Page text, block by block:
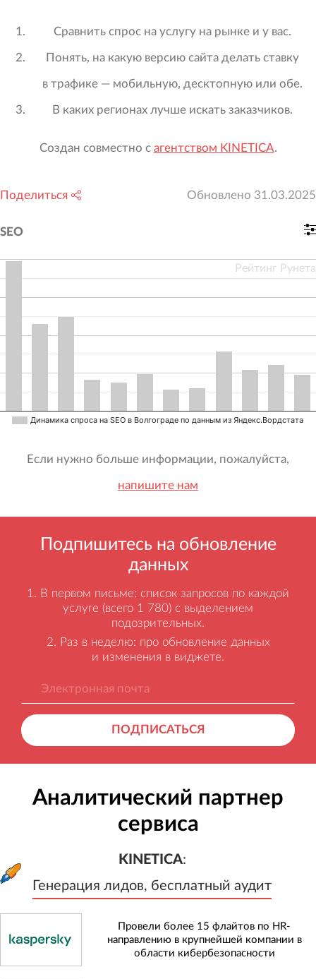
Сравнить спрос на услугу на рынке и у вас.
Понять, на какую версию сайта делать ставку
в трафике — мобильную, десктопную или обе.
В каких регионах лучше искать заказчиков.
Создан совместно с агентством KINETICA.
Поделиться Обновлено 31.03.2025
SEO
Динамика спроса на SEO в Волгограде по данным из Яндекс.Вордстата
Рейтинг Рунета
Если нужно больше информации, пожалуйста,
напишите нам
Подпишитесь на обновление
данных
В первом письме: список запросов по каждой
услуге (всего 1 780) с выделением
подозрительных.
Раз в неделю: про обновление данных
и изменения в виджете.
ПОДПИСАТЬСЯ
Аналитический партнер
сервиса
KINETICA:
Генерация лидов, бесплатный аудит
Генерация лидов, бесплатный
Провели более 15 флайтов по HR-
направлению в крупнейшей компании в
области кибербезопасности